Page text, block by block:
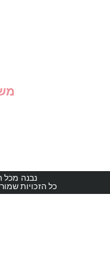
נבנה מכל
כל הזכויות